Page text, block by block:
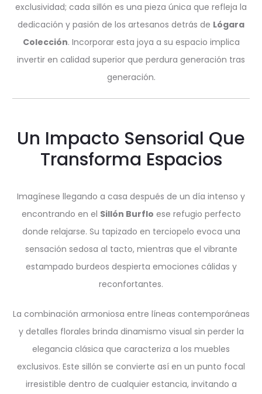
exclusividad; cada sillón es una pieza única que refleja la
dedicación y pasión de los artesanos detrás de Lógara
Colección. Incorporar esta joya a su espacio implica
invertir en calidad superior que perdura generación tras
generación.
Un Impacto Sensorial Que
Transforma Espacios
Imagínese llegando a casa después de un día intenso y
encontrando en el Sillón Burflo ese refugio perfecto
donde relajarse. Su tapizado en terciopelo evoca una
sensación sedosa al tacto, mientras que el vibrante
estampado burdeos despierta emociones cálidas y
reconfortantes.
La combinación armoniosa entre líneas contemporáneas
y detalles florales brinda dinamismo visual sin perder la
elegancia clásica que caracteriza a los muebles
exclusivos. Este sillón se convierte así en un punto focal
irresistible dentro de cualquier estancia, invitando a